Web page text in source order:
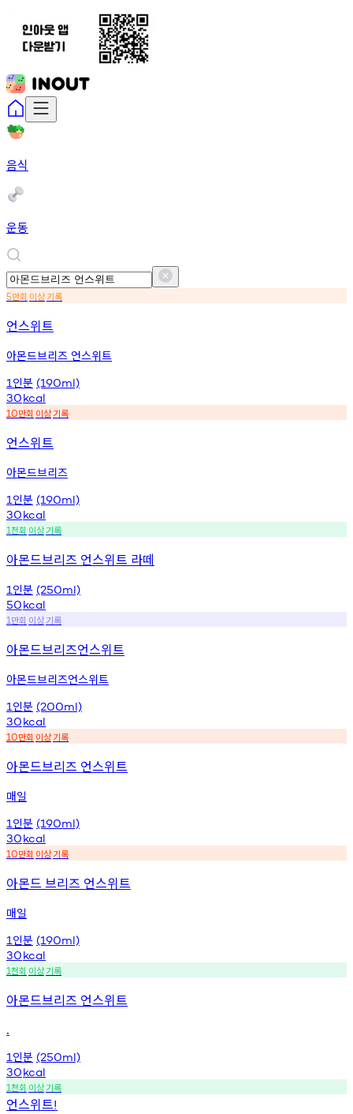
음식
운동
5만회 이상기록
언스위트
아몬드브리즈 언스위트
1 인분 (190ml)
30kcal
10만회 이상기록
언스위트
아몬드브리즈
1 인분 (190ml)
30kcal
1천회 이상기록
아몬드브리즈 언스위트 라떼
1 인분 (250ml)
50kcal
1 만회 이상기록
아몬드브리즈언스위트
아몬드브리즈언스위트
1 인분 (200ml)
30kcal
10만회 이상기록
아몬드브리즈 언스위트
매일
1 인분 (190ml)
30kcal
10만회 이상기록
아몬드 브리즈 언스위트
매일
1 인분 (190ml)
30kcal
1천회 이상기록
아몬드브리즈 언스위트
.
1 인분 (250ml)
30kcal
1천회 이상기록
언스위트!